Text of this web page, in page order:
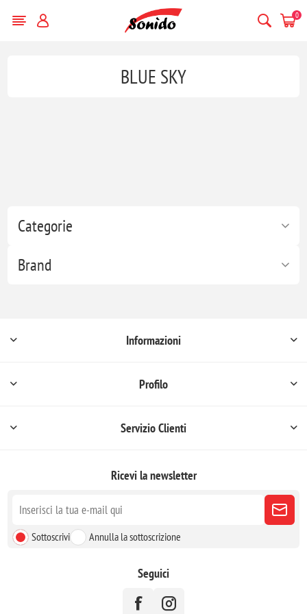
0
Categorie
Brand
BLUE SKY
Informazioni
Profilo
Servizio Clienti
Ricevi la newsletter
Sottoscrivi Annulla la sottoscrizione
Seguici